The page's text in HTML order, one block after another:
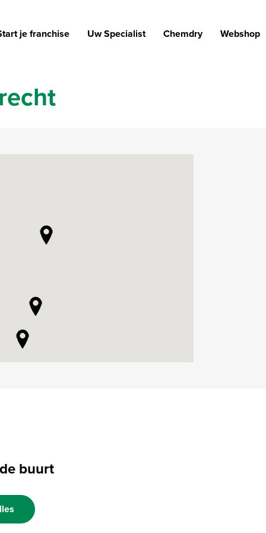
je franchise Uw Specialist Chemdry Webshop
buurt